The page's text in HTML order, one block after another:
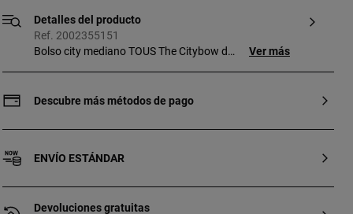
Detalles del producto
Ref. 2002355151
Bolso city mediano TOUS The Citybow de
cremallera. Asa fija de hombro. Medidas
Ver más
Descubre más métodos de pago
ENVÍO ESTÁNDAR
Devoluciones gratuitas